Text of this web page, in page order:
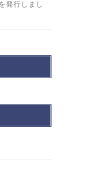
発行しまし